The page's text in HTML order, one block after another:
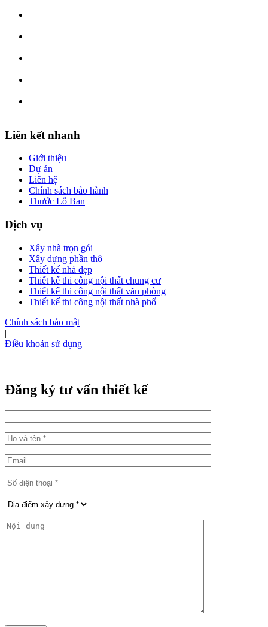
Liên kết nhanh
Giới thiệu
Dự án
Liên hệ
Chính sách bảo hành
Thước Lỗ Ban
Dịch vụ
Xây nhà trọn gói
Xây dựng phần thô
Thiết kế nhà đẹp
Thiết kế thi công nội thất chung cư
Thiết kế thi công nội thất văn phòng
Thiết kế thi công nội thất nhà phố
Chính sách bảo mật
|
Điều khoản sử dụng
Đăng ký tư vấn thiết kế